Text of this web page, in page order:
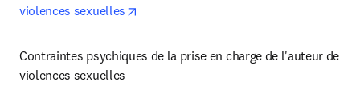
violences sexuelles
Contraintes psychiques de la prise en charge de l'auteur de
violences sexuelles